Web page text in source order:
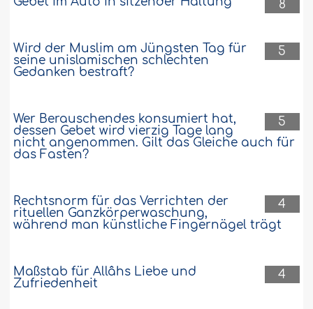
8
5
Wird der Muslim am Jüngsten Tag für
seine unislamischen schlechten
Gedanken bestraft?
5
Wer Berauschendes konsumiert hat,
dessen Gebet wird vierzig Tage lang
nicht angenommen. Gilt das Gleiche auch für
das Fasten?
4
Rechtsnorm für das Verrichten der
rituellen Ganzkörperwaschung,
während man künstliche Fingernägel trägt
4
Maßstab für Allâhs Liebe und
Zufriedenheit